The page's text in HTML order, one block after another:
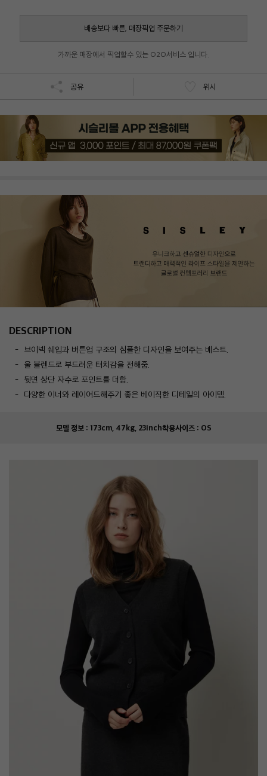
배송보다 빠른, 매장픽업 주문하기
가까운 매장에서 픽업할수 있는 O2O서비스 입니다.
공유 위시
DESCRIPTION
브이넥 쉐입과 버튼업 구조의 심플한 디자인을 보여주는 베스트.
울 블렌드로 부드러운 터치감을 전해줌.
뒷면 상단 자수로 포인트를 더함.
다양한 이너와 레이어드해주기 좋은 베이직한 디테일의 아이템.
모델 정보 : 173cm, 47kg, 23inch착용사이즈 : OS